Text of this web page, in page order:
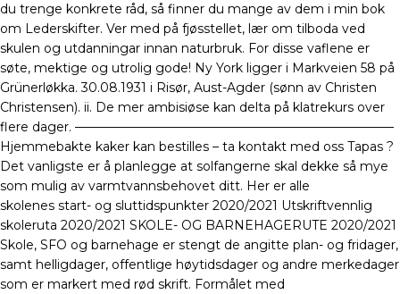
du trenge konkrete råd, så finner du mange av dem i min bok
om Lederskifter. Ver med på fjøsstellet, lær om tilboda ved
skulen og utdanningar innan naturbruk. For disse vaflene er
søte, mektige og utrolig gode! Ny York ligger i Markveien 58 på
Grünerløkka. 30.08.1931 i Risør, Aust-Agder (sønn av Christen
Christensen). ii. De mer ambisiøse kan delta på klatrekurs over
flere dager. —————————————————————————–
Hjemmebakte kaker kan bestilles – ta kontakt med oss Tapas ?
Det vanligste er å planlegge at solfangerne skal dekke så mye
som mulig av varmtvannsbehovet ditt. Her er alle
skolenes start- og sluttidspunkter 2020/2021 Utskriftvennlig
skoleruta 2020/2021 SKOLE- OG BARNEHAGERUTE 2020/2021
Skole, SFO og barnehage er stengt de angitte plan- og fridager,
samt helligdager, offentlige høytidsdager og andre merkedager
som er markert med rød skrift. Formålet med